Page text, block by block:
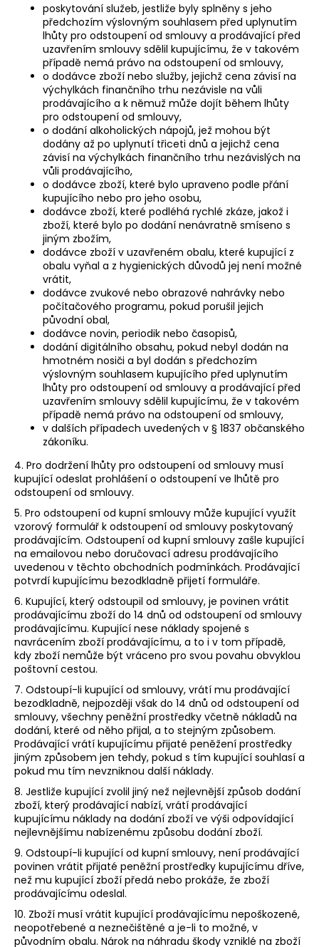
poskytování služeb, jestliže byly splněny s jeho
předchozím výslovným souhlasem před uplynutím
lhůty pro odstoupení od smlouvy a prodávající před
uzavřením smlouvy sdělil kupujícímu, že v takovém
případě nemá právo na odstoupení od smlouvy,
o dodávce zboží nebo služby, jejichž cena závisí na
výchylkách finančního trhu nezávisle na vůli
prodávajícího a k němuž může dojít během lhůty
pro odstoupení od smlouvy,
o dodání alkoholických nápojů, jež mohou být
dodány až po uplynutí třiceti dnů a jejichž cena
závisí na výchylkách finančního trhu nezávislých na
vůli prodávajícího,
o dodávce zboží, které bylo upraveno podle přání
kupujícího nebo pro jeho osobu,
dodávce zboží, které podléhá rychlé zkáze, jakož i
zboží, které bylo po dodání nenávratně smíseno s
jiným zbožím,
dodávce zboží v uzavřeném obalu, které kupující z
obalu vyňal a z hygienických důvodů jej není možné
vrátit,
dodávce zvukové nebo obrazové nahrávky nebo
počítačového programu, pokud porušil jejich
původní obal,
dodávce novin, periodik nebo časopisů,
dodání digitálního obsahu, pokud nebyl dodán na
hmotném nosiči a byl dodán s předchozím
výslovným souhlasem kupujícího před uplynutím
lhůty pro odstoupení od smlouvy a prodávající před
uzavřením smlouvy sdělil kupujícímu, že v takovém
případě nemá právo na odstoupení od smlouvy,
v dalších případech uvedených v § 1837 občanského
zákoníku.
4. Pro dodržení lhůty pro odstoupení od smlouvy musí
kupující odeslat prohlášení o odstoupení ve lhůtě pro
odstoupení od smlouvy.
5. Pro odstoupení od kupní smlouvy může kupující využít
vzorový formulář k odstoupení od smlouvy poskytovaný
prodávajícím. Odstoupení od kupní smlouvy zašle kupující
na emailovou nebo doručovací adresu prodávajícího
uvedenou v těchto obchodních podmínkách. Prodávající
potvrdí kupujícímu bezodkladně přijetí formuláře.
6. Kupující, který odstoupil od smlouvy, je povinen vrátit
prodávajícímu zboží do 14 dnů od odstoupení od smlouvy
prodávajícímu. Kupující nese náklady spojené s
navrácením zboží prodávajícímu, a to i v tom případě,
kdy zboží nemůže být vráceno pro svou povahu obvyklou
poštovní cestou.
7. Odstoupí-li kupující od smlouvy, vrátí mu prodávající
bezodkladně, nejpozději však do 14 dnů od odstoupení od
smlouvy, všechny peněžní prostředky včetně nákladů na
dodání, které od něho přijal, a to stejným způsobem.
Prodávající vrátí kupujícímu přijaté peněžení prostředky
jiným způsobem jen tehdy, pokud s tím kupující souhlasí a
pokud mu tím nevzniknou další náklady.
8. Jestliže kupující zvolil jiný než nejlevnější způsob dodání
zboží, který prodávající nabízí, vrátí prodávající
kupujícímu náklady na dodání zboží ve výši odpovídající
nejlevnějšímu nabízenému způsobu dodání zboží.
9. Odstoupí-li kupující od kupní smlouvy, není prodávající
povinen vrátit přijaté peněžní prostředky kupujícímu dříve,
než mu kupující zboží předá nebo prokáže, že zboží
prodávajícímu odeslal.
10. Zboží musí vrátit kupující prodávajícímu nepoškozené,
neopotřebené a neznečištěné a je-li to možné, v
původním obalu. Nárok na náhradu škody vzniklé na zboží